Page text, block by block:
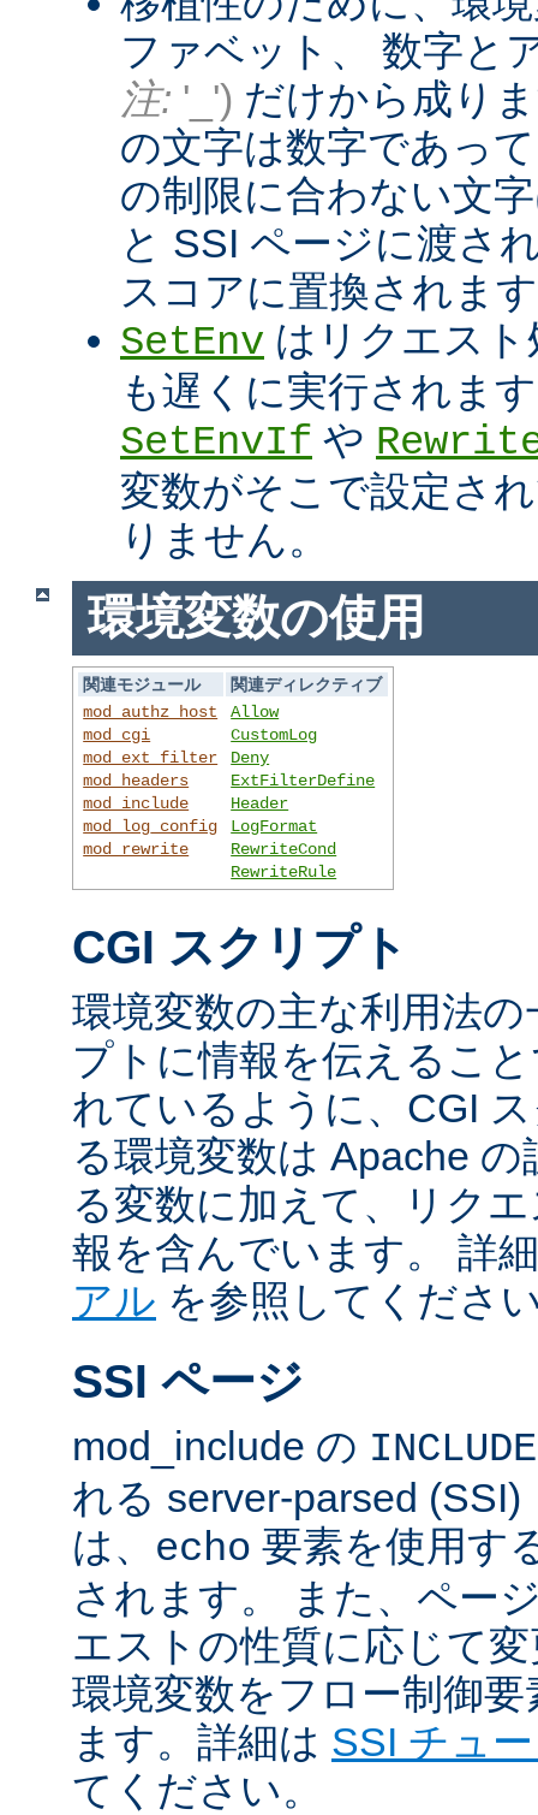
ファベット、 数字と
注: '_') だけから成り
の文字は数字であっ
の制限に合わない文
と SSI ページに渡さ
スコアに置換されま
SetEnv はリクエス
も遅くに実行されま
SetEnvIf や
変数がそこで設定さ
りません。
環境変数の使用
関連モジュール
関連ディレクティブ
mod_authz_host
mod_cgi
mod_ext_filter
mod_headers
mod_include
mod_log_config
mod_rewrite
Allow
CustomLog
Deny
ExtFilterDefine
Header
LogFormat
RewriteCond
RewriteRule
CGI スクリプト
環境変数の主な利用法
プトに情報を伝えるこ
れているように、CGI
る環境変数は Apache
る変数に加えて、リク
報を含んでいます。 詳
アル を参照してくださ
SSI ページ
mod_include の
れる server-parsed
は、 echo 要素を使用す
されます。 また、ペー
エストの性質に応じて
環境変数をフロー制御
ます。詳細は SSI チュ
てください。